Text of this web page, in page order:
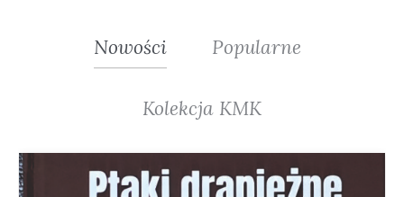
Nowości Popularne
Kolekcja KMK